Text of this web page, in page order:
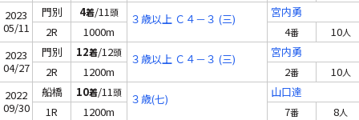
2023
05/11
門別 4着/11頭 ３歳以上 Ｃ４－３ (三)
宮内勇
2R
1000m 4番 10人
2023
04/27
門別 12着/12頭 ３歳以上 Ｃ４－３ (三)
宮内勇
2R
1200m 2番 10人
2022
09/30
船橋 10着/11頭 ３歳(七)
山口達
1R
1200m 7番 8人